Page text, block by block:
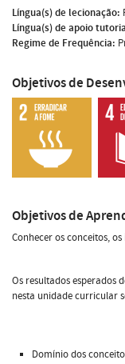
Língua(s) de lecionação:
Língua(s) de apoio
Regime de Frequência:
Objetivos de
Objetivos de
Conhecer os conceitos,
Os resultados esperados
nesta unidade curricular
Domínio dos